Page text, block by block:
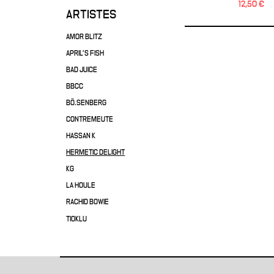
ARTISTES
AMOR BLITZ
APRIL'S FISH
BAD JUICE
BBCC
BÖ.SENBERG
CONTREMEUTE
HASSAN K
HERMETIC DELIGHT
KG
LA HOULE
RACHID BOWIE
TIOKLU
12,50 €